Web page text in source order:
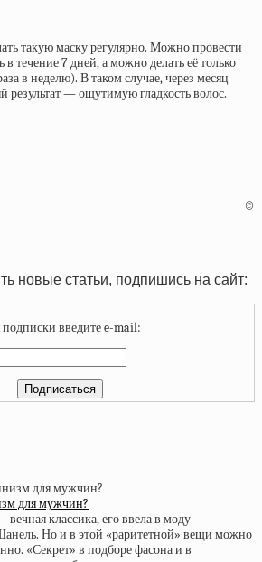
такую маску регулярно. Можно провести
течение 7 дней, а можно делать её только
в неделю). В таком случае, через месяц
результат — ощутимую гладкость волос.
©
новые статьи, подпишись на сайт:
введите e-mail:
для мужчин?